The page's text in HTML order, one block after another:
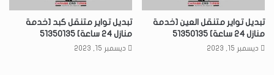
تبديل تواير متنقل العين [خدمة
منازل 24 ساعة] 51350135
ديسمبر 15, 2023
تبديل تواير متنقل كبد [خدمة
منازل 24 ساعة] 51350135
ديسمبر 15, 2023